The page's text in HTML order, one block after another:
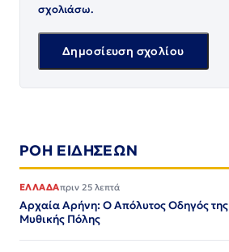
σχολιάσω.
ΡΟΗ ΕΙΔΗΣΕΩΝ
ΕΛΛΑΔΑπριν 25 λεπτά
Αρχαία Αρήνη: Ο Απόλυτος Οδηγός της
Μυθικής Πόλης